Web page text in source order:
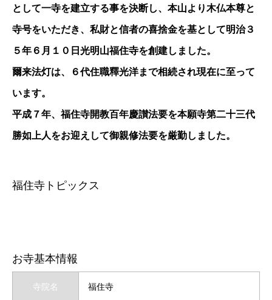
として一寺を建立する事を決断し、本山より木仏本尊と
寺号をいただき、私財と信者の喜捨金を基として明治３
５年６月１０日光明山福住寺を創建しました。
爾来法灯は、６代住職釋光洋まで相続され現在に至って
います。
平成７年、福住寺開教百年慶讃法要を本願寺第二十三代
勝如上人をお迎えして御親修法要を厳勤しました。
福住寺トピックス
お寺基本情報
寺院名 福住寺